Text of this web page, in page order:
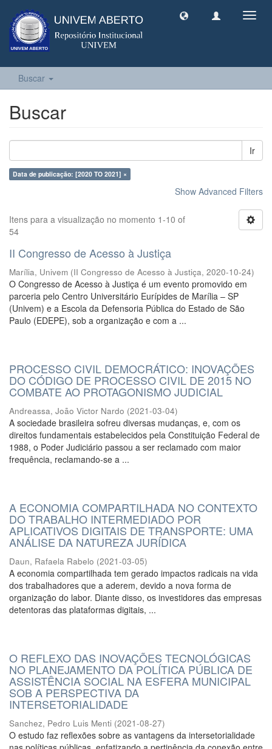
Buscar
Buscar
Ir
Data de publicação: [2020 TO 2021] ×
Show Advanced Filters
Itens para a visualização no momento 1-10 of
54
II Congresso de Acesso à Justiça
Marília, Univem (II Congresso de Acesso à Justiça, 2020-10-24)
O Congresso de Acesso à Justiça é um evento promovido em
parceria pelo Centro Universitário Eurípides de Marília – SP
(Univem) e a Escola da Defensoria Pública do Estado de São
Paulo (EDEPE), sob a organização e com a ...
PROCESSO CIVIL DEMOCRÁTICO: INOVAÇÕES
DO CÓDIGO DE PROCESSO CIVIL DE 2015 NO
COMBATE AO PROTAGONISMO JUDICIAL
Andreassa, João Victor Nardo (2021-03-04)
A sociedade brasileira sofreu diversas mudanças, e, com os
direitos fundamentais estabelecidos pela Constituição Federal de
1988, o Poder Judiciário passou a ser reclamado com maior
frequência, reclamando-se a ...
A ECONOMIA COMPARTILHADA NO CONTEXTO
DO TRABALHO INTERMEDIADO POR
APLICATIVOS DIGITAIS DE TRANSPORTE: UMA
ANÁLISE DA NATUREZA JURÍDICA
Daun, Rafaela Rabelo (2021-03-05)
A economia compartilhada tem gerado impactos radicais na vida
dos trabalhadores que a aderem, devido a nova forma de
organização do labor. Diante disso, os investidores das empresas
detentoras das plataformas digitais, ...
O REFLEXO DAS INOVAÇÕES TECNOLÓGICAS
NO PLANEJAMENTO DA POLÍTICA PÚBLICA DE
ASSISTÊNCIA SOCIAL NA ESFERA MUNICIPAL
SOB A PERSPECTIVA DA
INTERSETORIALIDADE
Sanchez, Pedro Luis Menti (2021-08-27)
O estudo faz reflexões sobre as vantagens da intersetorialidade